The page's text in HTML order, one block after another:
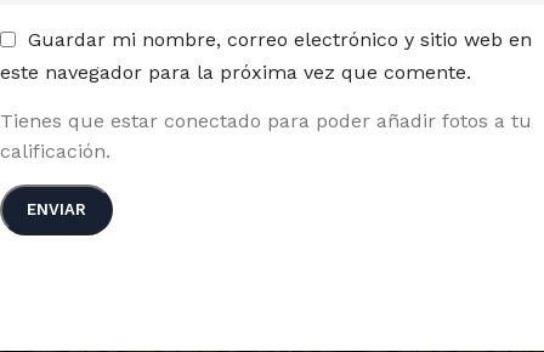
Guardar mi nombre, correo electrónico y sitio web en
este navegador para la próxima vez que comente.
Tienes que estar conectado para poder añadir fotos a tu
calificación.